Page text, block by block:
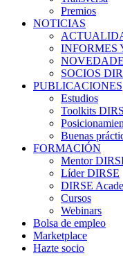
Premios
NOTICIAS
INFORMES
SOCIOS
PUBLICACIONES
Estudios
Toolkits
Buenas
FORMACIÓN
Mentor
Líder DIRSE
DIRSE
Cursos
Webinars
Bolsa de empleo
Marketplace
Hazte socio